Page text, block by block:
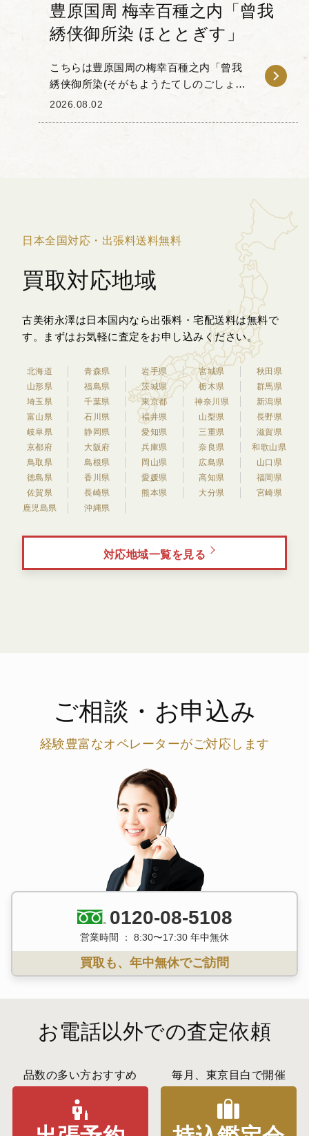
豊原国周 梅幸百種之内「曾我
綉侠御所染 ほととぎす」
こちらは豊原国周の梅幸百種之内「曾我
綉侠御所染(そがもようたてしのごしょぞ
め)ほととぎす」です。 「梅幸百種(ばい
2026.08.02
日本全国対応・出張料送料無料
買取対応地域
古美術永澤は日本国内なら出張料・宅配送料は無料で
す。
まずはお気軽に査定をお申し込みください。
北海道 青森県 岩手県 宮城県
秋田県
山形県
福島県 茨城県 栃木県
群馬県
埼玉県
千葉県 東京都 神奈川県
新潟県
富山県
石川県 福井県 山梨県
長野県
岐阜県
静岡県 愛知県 三重県
滋賀県
京都府
大阪府 兵庫県 奈良県
和歌山県
鳥取県
島根県 岡山県 広島県
山口県
徳島県
香川県 愛媛県 高知県
福岡県
佐賀県
長崎県 熊本県 大分県
宮崎県
鹿児島県
沖縄県
対応地域一覧を見る
ご相談・お申込み
経験豊富なオペレーターがご対応します
0120-08-5108
営業時間 ： 8:30〜17:30 年中無休
買取も、年中無休でご訪問
お電話以外での査定依頼
品数の多い方おすすめ 毎月、東京目白で開催